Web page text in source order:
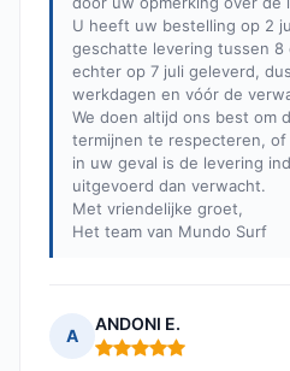
U heeft uw bestelling op 2
geschatte levering tussen 8
echter op 7 juli geleverd,
werkdagen en vóór de
We doen altijd ons best om
termijnen te respecteren,
in uw geval is de levering
uitgevoerd dan verwacht.
Met vriendelijke groet,
Het team van Mundo Surf
A
ANDONI E.
Opmerking: 5 van 5